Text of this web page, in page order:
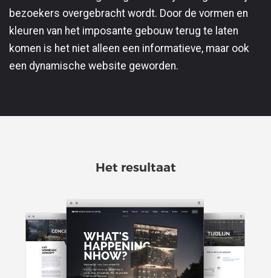
bezoekers overgebracht wordt. Door de vormen en
kleuren van het imposante gebouw terug te laten
komen is het niet alleen een informatieve, maar ook
een dynamische website geworden.
Het resultaat